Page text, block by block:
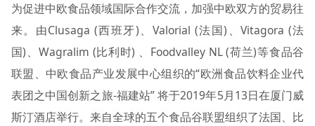
为促进中欧食品领域国际合作交流，加强中欧双方的贸易往
来。由Clusaga (西班牙)、Valorial (法国)、Vitagora (法
国)、Wagralim (比利时) 、Foodvalley NL (荷兰)等食品谷
联盟、中欧食品产业发展中心组织的“欧洲食品饮料企业代
表团之中国创新之旅-福建站” 将于2019年5月13日在厦门威
斯汀酒店举行。来自全球的五个食品谷联盟组织了法国、比